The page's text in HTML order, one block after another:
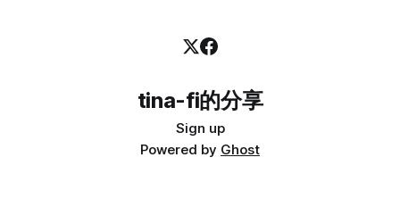
tina-fi的分享
Sign up
Powered by Ghost